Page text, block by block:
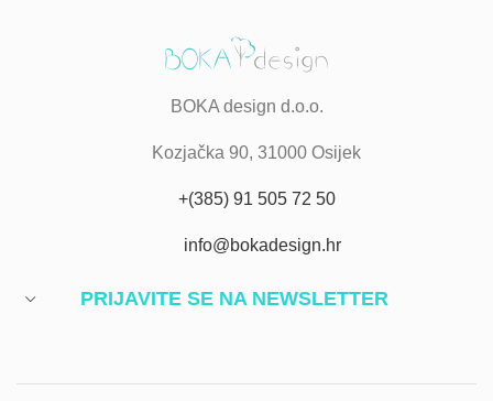
BOKA design d.o.o.
Kozjačka 90, 31000 Osijek
+(385) 91 505 72 50
info@bokadesign.hr
PRIJAVITE SE NA NEWSLETTER